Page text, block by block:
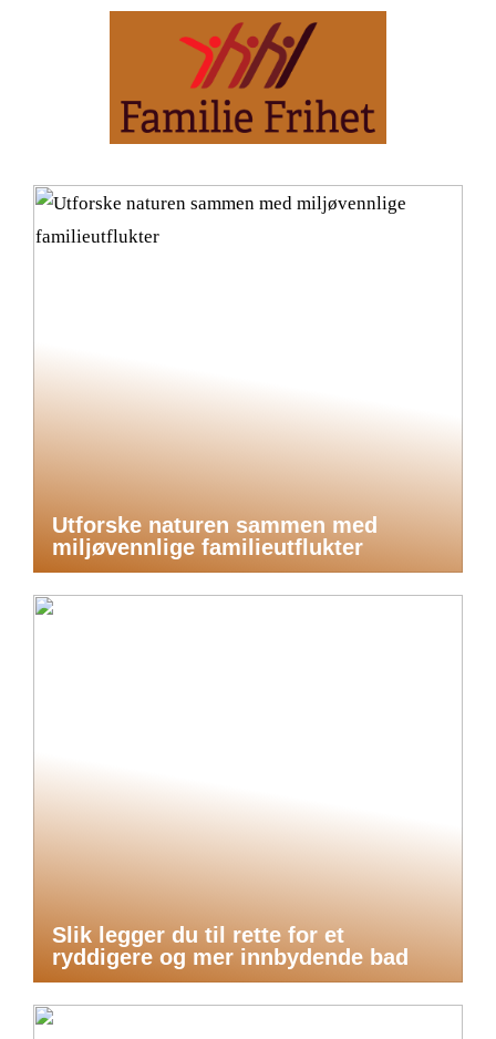
Utforske naturen sammen med
miljøvennlige familieutflukter
Slik legger du til rette for et
ryddigere og mer innbydende bad